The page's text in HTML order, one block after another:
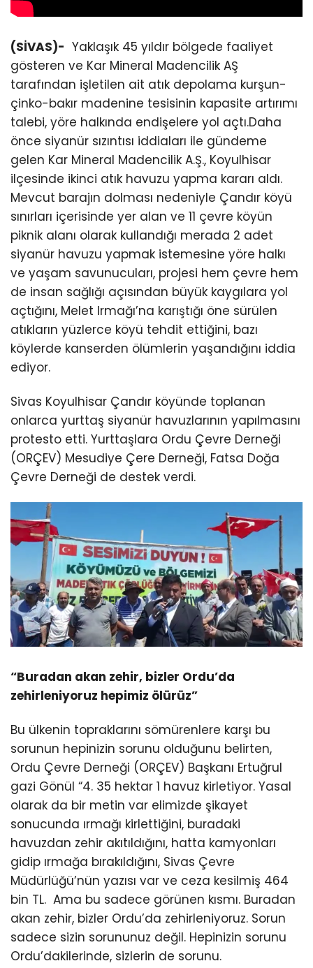
(SİVAS)- Yaklaşık 45 yıldır bölgede faaliyet
gösteren ve Kar Mineral Madencilik AŞ
tarafından işletilen ait atık depolama kurşun-
çinko-bakır madenine tesisinin kapasite artırımı
talebi, yöre halkında endişelere yol açtı.Daha
önce siyanür sızıntısı iddiaları ile gündeme
gelen Kar Mineral Madencilik A.Ş., Koyulhisar
ilçesinde ikinci atık havuzu yapma kararı aldı.
Mevcut barajın dolması nedeniyle Çandır köyü
sınırları içerisinde yer alan ve 11 çevre köyün
piknik alanı olarak kullandığı merada 2 adet
siyanür havuzu yapmak istemesine yöre halkı
ve yaşam savunucuları, projesi hem çevre hem
de insan sağlığı açısından büyük kaygılara yol
açtığını, Melet Irmağı’na karıştığı öne sürülen
atıkların yüzlerce köyü tehdit ettiğini, bazı
köylerde kanserden ölümlerin yaşandığını iddia
ediyor.
Sivas Koyulhisar Çandır köyünde toplanan
onlarca yurttaş siyanür havuzlarının yapılmasını
protesto etti. Yurttaşlara Ordu Çevre Derneği
(ORÇEV) Mesudiye Çere Derneği, Fatsa Doğa
Çevre Derneği de destek verdi.
“Buradan akan zehir, bizler Ordu’da
zehirleniyoruz hepimiz ölürüz”
Bu ülkenin topraklarını sömürenlere karşı bu
sorunun hepinizin sorunu olduğunu belirten,
Ordu Çevre Derneği (ORÇEV) Başkanı Ertuğrul
gazi Gönül “4. 35 hektar 1 havuz kirletiyor. Yasal
olarak da bir metin var elimizde şikayet
sonucunda ırmağı kirlettiğini, buradaki
havuzdan zehir akıtıldığını, hatta kamyonları
gidip ırmağa bırakıldığını, Sivas Çevre
Müdürlüğü’nün yazısı var ve ceza kesilmiş 464
bin TL. Ama bu sadece görünen kısmı. Buradan
akan zehir, bizler Ordu’da zehirleniyoruz. Sorun
sadece sizin sorununuz değil. Hepinizin sorunu
Ordu’dakilerinde, sizlerin de sorunu.